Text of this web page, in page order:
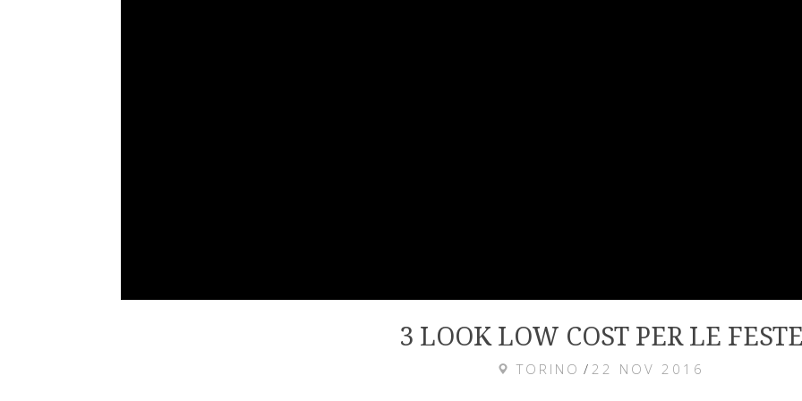
3 LOOK LOW COST PER LE
TORINO / 22 NOV 2016